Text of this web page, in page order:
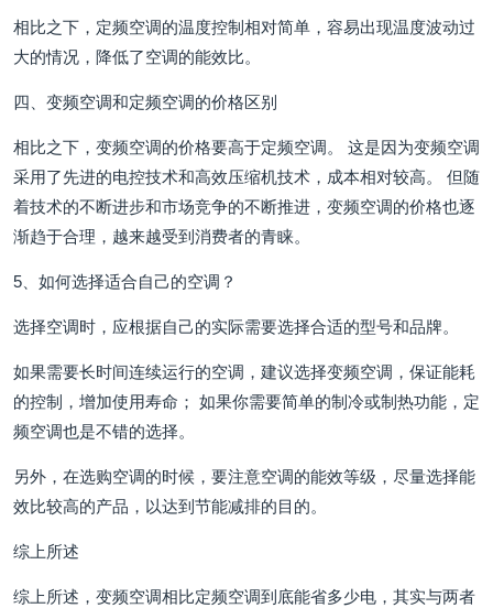
相比之下，定频空调的温度控制相对简单，容易出现温度波动过
大的情况，降低了空调的能效比。
四、变频空调和定频空调的价格区别
相比之下，变频空调的价格要高于定频空调。 这是因为变频空调
采用了先进的电控技术和高效压缩机技术，成本相对较高。 但随
着技术的不断进步和市场竞争的不断推进，变频空调的价格也逐
渐趋于合理，越来越受到消费者的青睐。
5、如何选择适合自己的空调？
选择空调时，应根据自己的实际需要选择合适的型号和品牌。
如果需要长时间连续运行的空调，建议选择变频空调，保证能耗
的控制，增加使用寿命； 如果你需要简单的制冷或制热功能，定
频空调也是不错的选择。
另外，在选购空调的时候，要注意空调的能效等级，尽量选择能
效比较高的产品，以达到节能减排的目的。
综上所述
综上所述，变频空调相比定频空调到底能省多少电，其实与两者